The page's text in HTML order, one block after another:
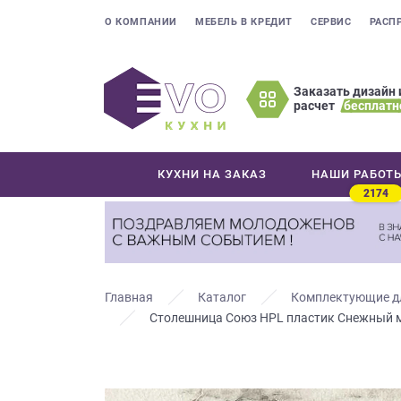
О КОМПАНИИ МЕБЕЛЬ В КРЕДИТ СЕРВИС
Заказать дизайн
расчет
КУХНИ НА ЗАКАЗ НАШИ
2174
Главная Каталог Комплектующие
Столешница Союз HPL пластик Снежный
ваши